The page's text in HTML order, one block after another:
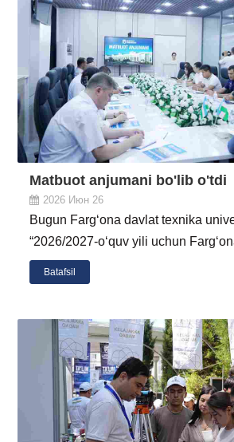
Matbuot anjumani bo'lib o'tdi
2026 Июн 26
Bugun Farg‘ona davlat texnika
“2026/2027-o‘quv yili uchun
Batafsil